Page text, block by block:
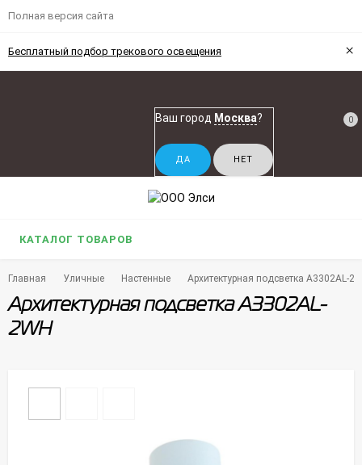
Полная версия сайта
Бесплатный подбор трекового освещения ×
Ваш город Москва? 0
КАТАЛОГ ТОВАРОВ
Главная Уличные Настенные Архитектурная подсветка A3302AL-
Архитектурная подсветка A3302AL-
2WH